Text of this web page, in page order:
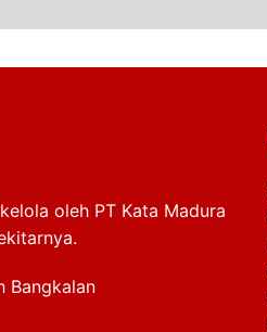
oleh PT Kata Madura
Bangkalan